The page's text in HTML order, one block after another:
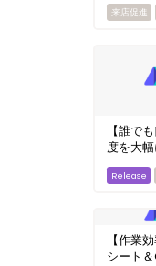
来店促進
【誰で
度を大
【作業
シート